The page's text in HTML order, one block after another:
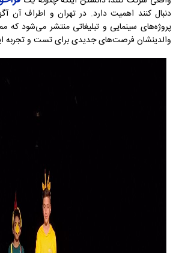
دنبال کنند اهمیت دارد. در تهران و اطراف آن
پروژه‌های سینمایی و تبلیغاتی منتشر می‌شود که
والدینشان فرصت‌های جدیدی برای تست و تجربه